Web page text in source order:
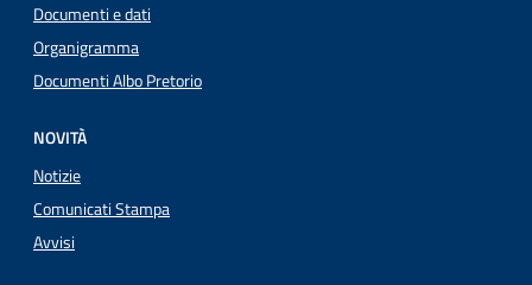
Documenti e dati
Organigramma
Documenti Albo Pretorio
NOVITÀ
Notizie
Comunicati Stampa
Avvisi